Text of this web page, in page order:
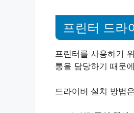
프린터 드라
프린터를 사용하기
통을 담당하기 때문
드라이버 설치 방법